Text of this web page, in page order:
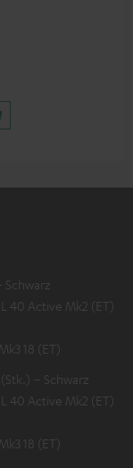
Schwarz
40 Active Mk2 (ET)
18 (ET)
– Schwarz
40 Active Mk2 (ET)
18 (ET)